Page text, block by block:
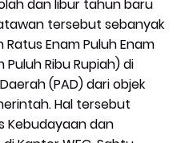
dan libur tahun baru
tersebut sebanyak
Enam Puluh Enam
Ribu Rupiah) di
(PAD) dari objek
Hal tersebut
Kebudayaan dan